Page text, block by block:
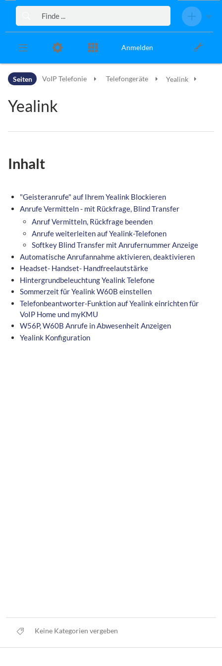
Zur Kopfleiste
Zur Hauptnavigation
Zu den Seitenwerkzeugen
Anmelden
Seiten VoIP Telefonie Telefongeräte Yealink
Yealink
Inhalt
"Geisteranrufe" auf Ihrem Yealink Blockieren
Anrufe Vermitteln - mit Rückfrage, Blind Transfer
Anruf Vermitteln, Rückfrage beenden
Anrufe weiterleiten auf Yealink-Telefonen
Softkey Blind Transfer mit Anrufernummer Anzeige
Automatische Anrufannahme aktivieren, deaktivieren
Headset- Handset- Handfreelautstärke
Hintergrundbeleuchtung Yealink Telefone
Sommerzeit für Yealink W60B einstellen
Telefonbeantworter-Funktion auf Yealink einrichten für
VoIP Home und myKMU
W56P, W60B Anrufe in Abwesenheit Anzeigen
Yealink Konfiguration
Keine Kategorien vergeben